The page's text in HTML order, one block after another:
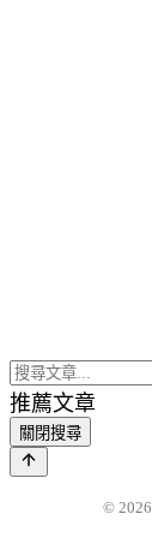
推薦文章
關閉搜尋
© 2026